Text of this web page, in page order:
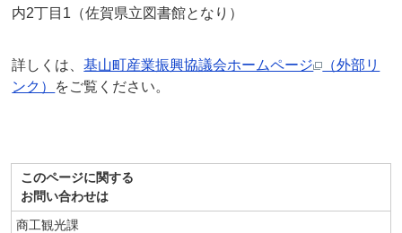
内2丁目1（佐賀県立図書館となり）
詳しくは、基山町産業振興協議会ホームページ
（外部リ
ンク） をご覧ください。
このページに関する
お問い合わせは
商工観光課